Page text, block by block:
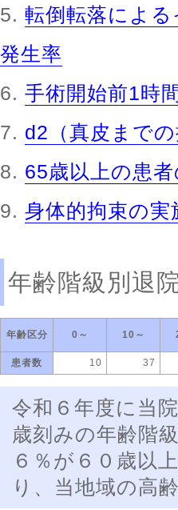
転倒転落によ
発生率
手術開始前1時
d2（真皮まで
65歳以上の患
身体的拘束の実
年齢階級別退
年齢区分 0～ 10～
患者数 10 37
令和６年度に当
歳刻みの年齢階
６％が６０歳以
り、当地域の高